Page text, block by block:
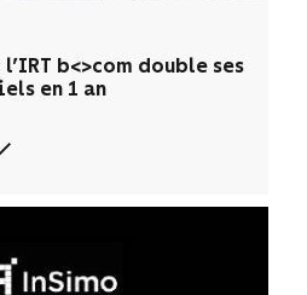
l’IRT b<>com double ses
en 1 an